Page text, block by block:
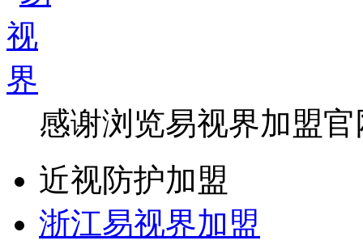
感谢浏览易视界加盟官
近视防护加盟
浙江易视界加盟